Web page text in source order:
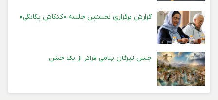
گزارش برگزاری نخستین جلسه «کنکاش یگانگی»
جشن تیرگان پیامی فراتر از یک جشن